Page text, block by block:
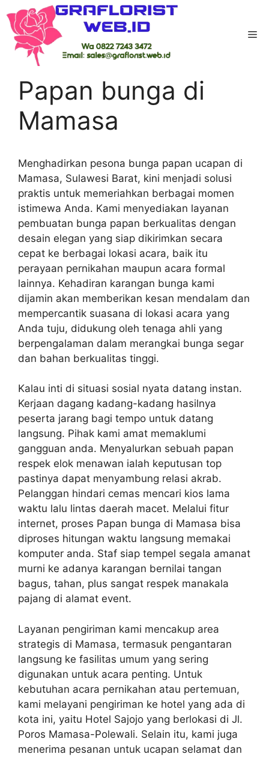
to
content
Home -Kab Mamasa
Mamasa
Papan bunga di
Mamasa
Menghadirkan pesona bunga papan ucapan di
Mamasa, Sulawesi Barat, kini menjadi solusi
praktis untuk memeriahkan berbagai momen
istimewa Anda. Kami menyediakan layanan
pembuatan bunga papan berkualitas dengan
desain elegan yang siap dikirimkan secara
cepat ke berbagai lokasi acara, baik itu
perayaan pernikahan maupun acara formal
lainnya. Kehadiran karangan bunga kami
dijamin akan memberikan kesan mendalam dan
mempercantik suasana di lokasi acara yang
Anda tuju, didukung oleh tenaga ahli yang
berpengalaman dalam merangkai bunga segar
dan bahan berkualitas tinggi.
Kalau inti di situasi sosial nyata datang instan.
Kerjaan dagang kadang-kadang hasilnya
peserta jarang bagi tempo untuk datang
langsung. Pihak kami amat memaklumi
gangguan anda. Menyalurkan sebuah papan
respek elok menawan ialah keputusan top
pastinya dapat menyambung relasi akrab.
Pelanggan hindari cemas mencari kios lama
waktu lalu lintas daerah macet. Melalui fitur
internet, proses Papan bunga di Mamasa bisa
diproses hitungan waktu langsung memakai
komputer anda. Staf siap tempel segala amanat
murni ke adanya karangan bernilai tangan
bagus, tahan, plus sangat respek manakala
pajang di alamat event.
Layanan pengiriman kami mencakup area
strategis di Mamasa, termasuk pengantaran
langsung ke fasilitas umum yang sering
digunakan untuk acara penting. Untuk
kebutuhan acara pernikahan atau pertemuan,
kami melayani pengiriman ke hotel yang ada di
kota ini, yaitu Hotel Sajojo yang berlokasi di Jl.
Poros Mamasa-Polewali. Selain itu, kami juga
menerima pesanan untuk ucapan selamat dan